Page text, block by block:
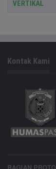
VERTIKAL
Kontak Kami